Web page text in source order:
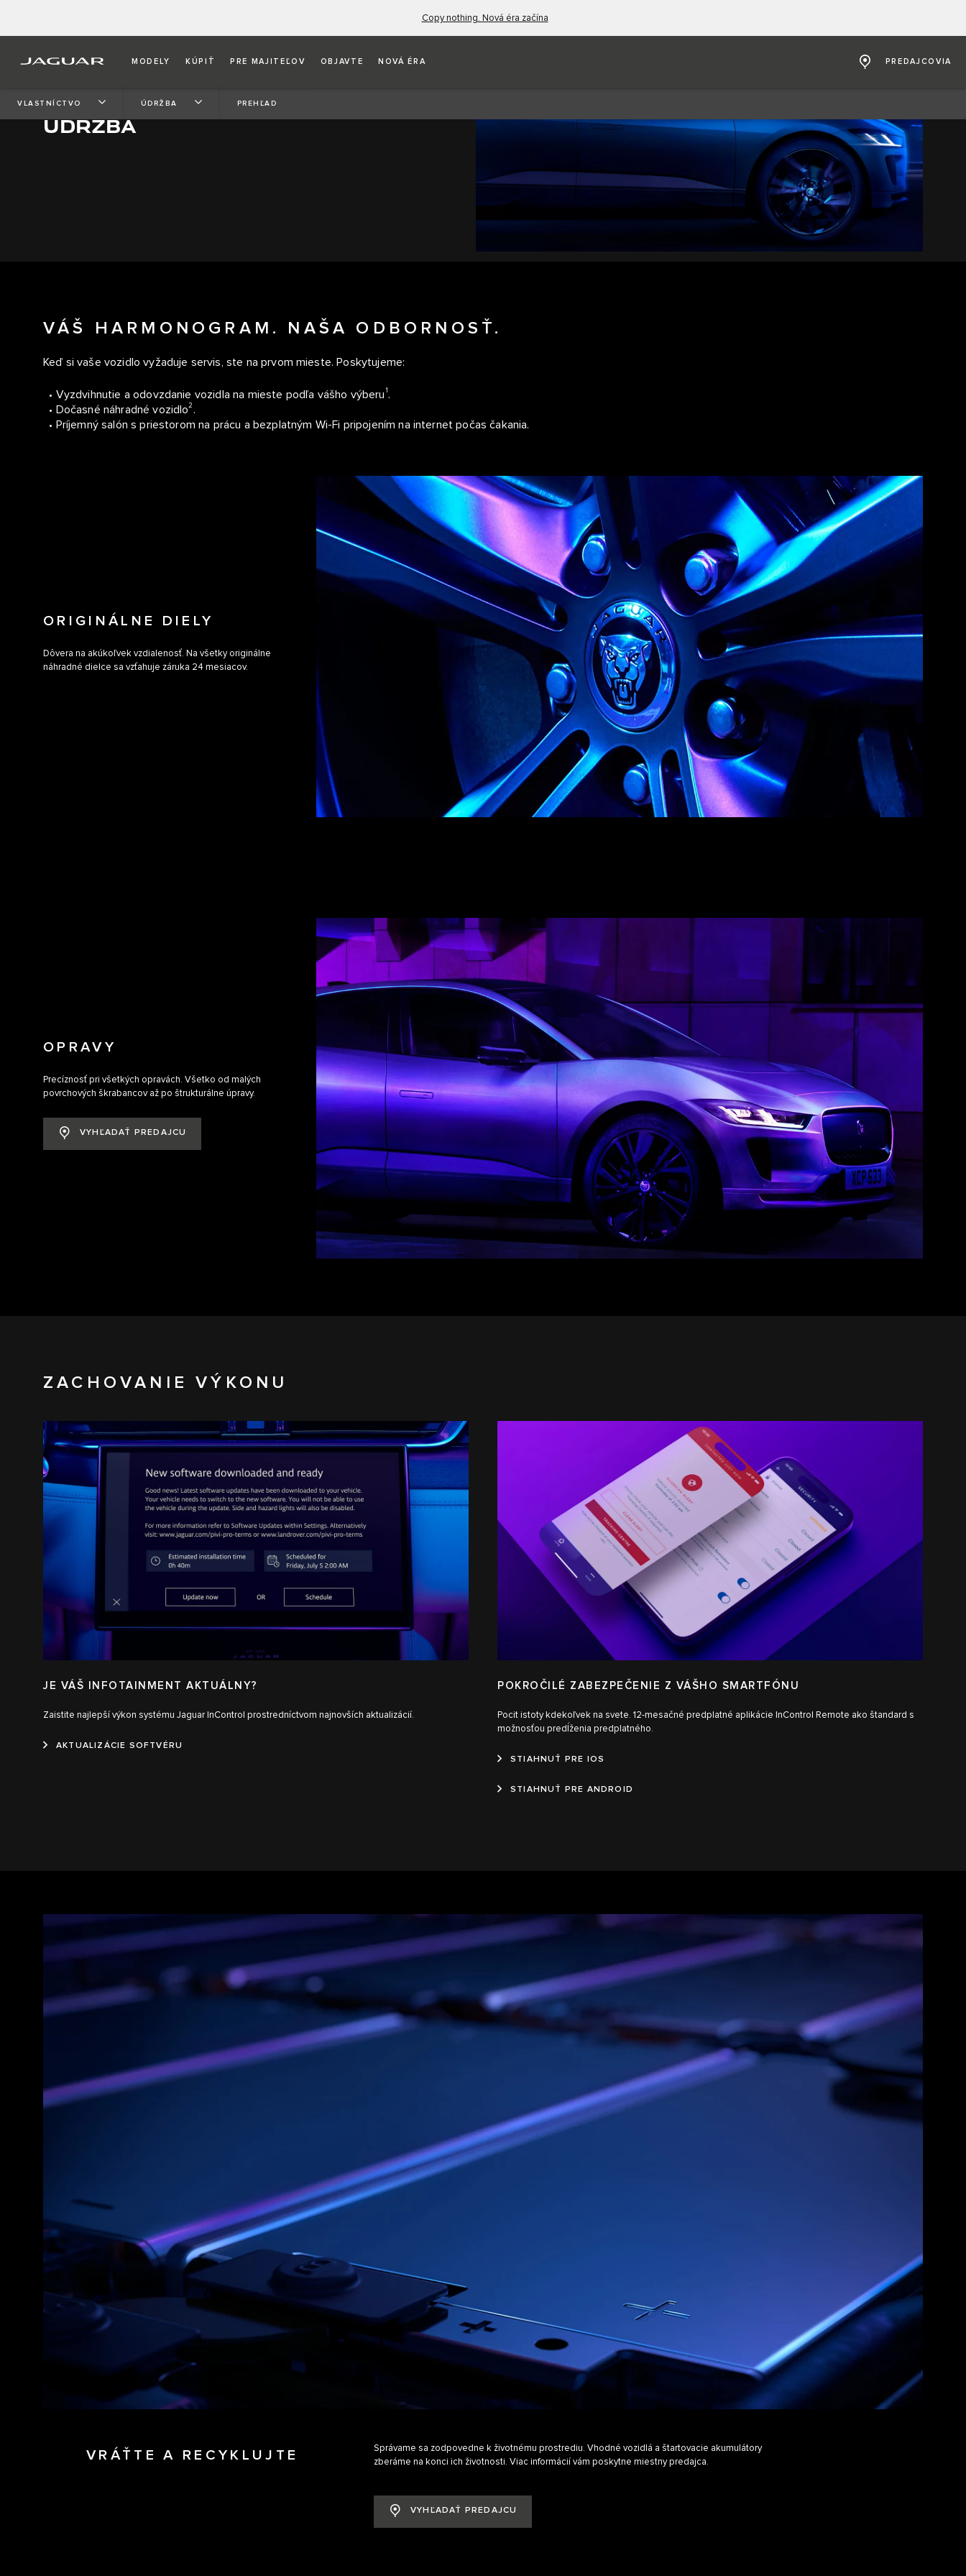
Copy nothing. Nová éra začína
MODELY KÚPIŤ PRE MAJITEĽOV OBJAVTE NOVÁ ÉRA PREDAJCOVIA
VLASTNÍCTVO ÚDRŽBA PREHĽAD
ÚDRŽBA
VÁŠ HARMONOGRAM. NAŠA ODBORNOSŤ.
Keď si vaše vozidlo vyžaduje servis, ste na prvom mieste. Poskytujeme:
• Vyzdvihnutie a odovzdanie vozidla na mieste podľa vášho výberu 1 .
• Dočasné náhradné vozidlo2 .
• Príjemný salón s priestorom na prácu a bezplatným Wi-Fi pripojením na internet počas čakania.
ORIGINÁLNE DIELY
Dôvera na akúkoľvek vzdialenosť. Na všetky originálne
náhradné dielce sa vzťahuje záruka 24 mesiacov.
OPRAVY
Precíznosť pri všetkých opravách. Všetko od malých
povrchových škrabancov až po štrukturálne úpravy.
VYHĽADAŤ PREDAJCU
ZACHOVANIE VÝKONU
JE VÁŠ INFOTAINMENT AKTUÁLNY?
Zaistite najlepší výkon systému Jaguar InControl prostredníctvom najnovších aktualizácií.
AKTUALIZÁCIE SOFTVÉRU
POKROČILÉ ZABEZPEČENIE Z VÁŠHO SMARTFÓNU
Pocit istoty kdekoľvek na svete. 12-mesačné predplatné aplikácie InControl Remote ako štandard s
možnosťou predĺženia predplatného.
STIAHNUŤ PRE IOS
STIAHNUŤ PRE ANDROID
VRÁŤTE A RECYKLUJTE
Správame sa zodpovedne k životnému prostrediu. Vhodné vozidlá a štartovacie akumulátory
zberáme na konci ich životnosti. Viac informácií vám poskytne miestny predajca.
VYHĽADAŤ PREDAJCU